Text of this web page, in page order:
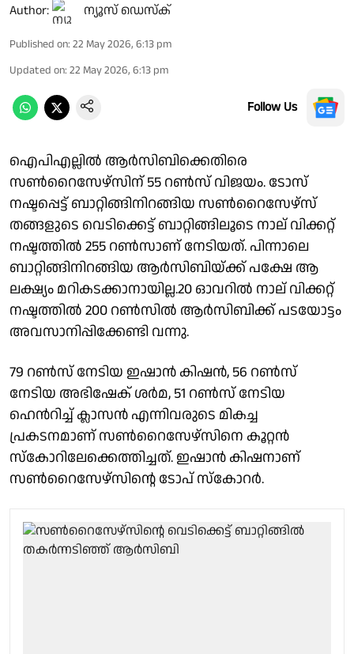
Author: ന്യൂസ് ഡെസ്ക്
Published on: 22 May 2026, 6:13 pm
Updated on: 22 May 2026, 6:13 pm
Follow Us
ഐപിഎല്ലിൽ ആർസിബിക്കെതിരെ
സൺറൈസേഴ്സിന് 55 റൺസ് വിജയം. ടോസ്
നഷ്ടപ്പെട്ട് ബാറ്റിങ്ങിനിറങ്ങിയ സൺറൈസേഴ്സ്
തങ്ങളുടെ വെടിക്കെട്ട് ബാറ്റിങ്ങിലൂടെ നാല് വിക്കറ്റ്
നഷ്ടത്തിൽ 255 റൺസാണ് നേടിയത്. പിന്നാലെ
ബാറ്റിങ്ങിനിറങ്ങിയ ആർസിബിയ്ക്ക് പക്ഷേ ആ
ലക്ഷ്യം മറികടക്കാനായില്ല.20 ഓവറിൽ നാല് വിക്കറ്റ്
നഷ്ടത്തിൽ 200 റൺസിൽ ആർസിബിക്ക് പടയോട്ടം
അവസാനിപ്പിക്കേണ്ടി വന്നു.
79 റൺസ് നേടിയ ഇഷാൻ കിഷൻ, 56 റൺസ്
നേടിയ അഭിഷേക് ശർമ, 51 റൺസ് നേടിയ
ഹെൻറിച്ച് ക്ലാസൻ എന്നിവരുടെ മികച്ച
പ്രകടനമാണ് സൺറൈസേഴ്സിനെ കൂറ്റൻ
സ്കോറിലേക്കെത്തിച്ചത്. ഇഷാൻ കിഷനാണ്
സൺറൈസേഴ്സിൻ്റെ ടോപ് സ്കോറർ.